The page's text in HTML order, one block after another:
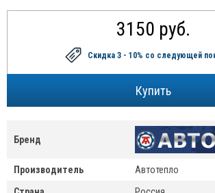
3150 руб.
Скидка 3 - 10% со следующей
Бренд
Производитель
Автотепло